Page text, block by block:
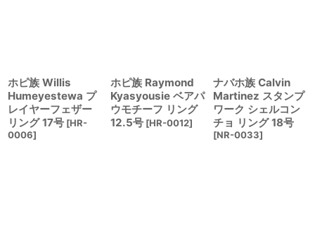
ホピ族 Willis
Humeyestewa プ
レイヤーフェザー
リング 17号 [HR-
0006]
ホピ族 Raymond
Kyasyousie ベアパ
ウモチーフ リング
12.5号 [HR-0012]
ナバホ族 Calvin
Martinez スタンプ
ワーク シェルコン
チョ リング 18号
[NR-0033]